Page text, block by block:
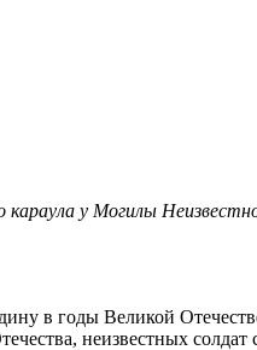
у Могилы
в годы Великой
неизвестных